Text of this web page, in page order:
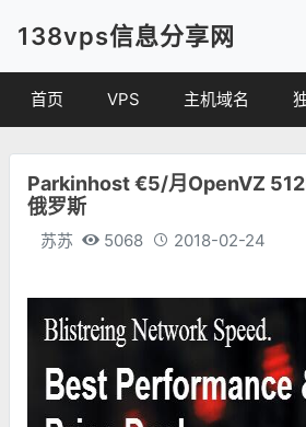
138vps信息分享网
首页 VPS
便宜VPS
主机域名
虚拟主机
Parkinhost €5/月OpenVZ
俄罗斯
苏苏 5068 2018-02-24